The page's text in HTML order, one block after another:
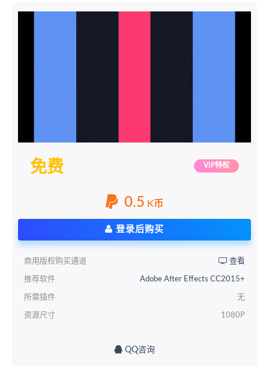
免费 VIP特权
0.5 K币
登录后购买
商用版权购买通道 查看
推荐软件 Adobe After Effects CC2015+
所需插件 无
资源尺寸 1080P
QQ咨询